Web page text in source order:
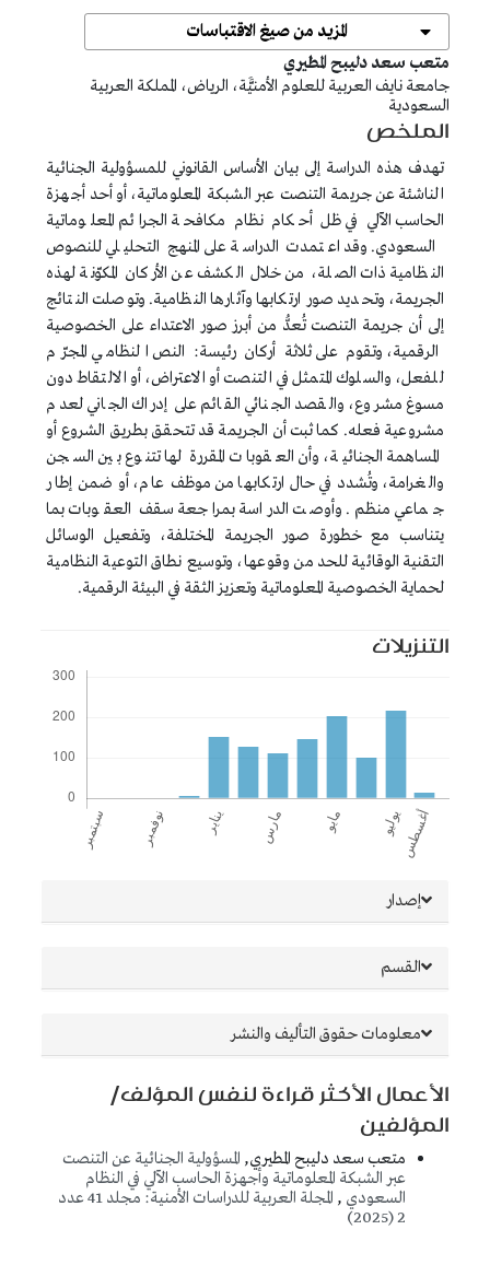
المزيد من صيغ الاقتباسات
##plugins.themes.bootstrap3.article.main##
متعب سعد دليبح المطيري
جامعة نايف العربية للعلوم الأمنيََّة، الرياض، المملكة العربية
السعودية
الملخص
تهدف هذه الدراسة إلى بيان الأساس القانوني للمسؤولية الجنائية
الناشئة عن جريمة التنصت عبر الشبكة المعلوماتية، أو أحد أجهزة
الحاسب الآلي في ظل أحكام نظام مكافحة الجرائم المعلوماتية
السعودي. وقد اعتمدت الدراسة على المنهج التحليلي للنصوص
النظامية ذات الصلة، من خلال الكشف عن الأركان المكوّنة لهذه
الجريمة، وتحديد صور ارتكابها وآثارها النظامية. وتوصلت النتائج
إلى أن جريمة التنصت تُعدُّ من أبرز صور الاعتداء على الخصوصية
الرقمية، وتقوم على ثلاثة أركان رئيسة: النص النظامي المجرّم
للفعل، والسلوك المتمثل في التنصت أو الاعتراض، أو الالتقاط دون
مسوغ مشروع، والقصد الجنائي القائم على إدراك الجاني لعدم
مشروعية فعله. كما ثبت أن الجريمة قد تتحقق بطريق الشروع أو
المساهمة الجنائية، وأن العقوبات المقررة لها تتنوع بين السجن
والغرامة، وتُشدد في حال ارتكابها من موظف عام، أو ضمن إطار
جماعي منظم. وأوصت الدراسة بمراجعة سقف العقوبات بما
يتناسب مع خطورة صور الجريمة المختلفة، وتفعيل الوسائل
التقنية الوقائية للحد من وقوعها، وتوسيع نطاق التوعية النظامية
لحماية الخصوصية المعلوماتية وتعزيز الثقة في البيئة الرقمية.
التنزيلات
##plugins.themes.bootstrap3.article.details##إصدار
القسم
معلومات حقوق التأليف والنشر
الأعمال الأكثر قراءة لنفس المؤلف/
المؤلفين
متعب سعد دليبح المطيري, المسؤولية الجنائية عن التنصت
عبر الشبكة المعلوماتية وأجهزة الحاسب الآلي في النظام
السعودي ,
المجلة العربية للدراسات الأمنية: مجلد 41 عدد
2 (2025)